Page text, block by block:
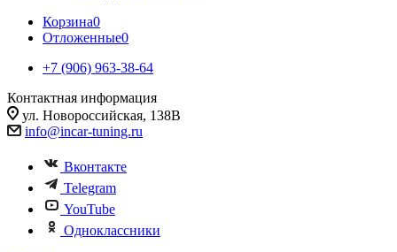
Корзина0
Отложенные0
+7 (906) 963-38-64
Контактная информация
ул. Новороссийская, 138В
info@incar-tuning.ru
Вконтакте
Telegram
YouTube
Одноклассники